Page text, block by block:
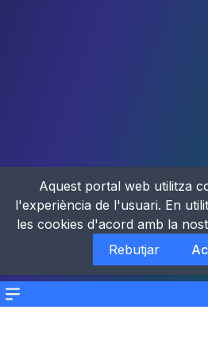
Menu
Aquest portal web utilitza
l'experiència de l'usuari. En
les cookies d'acord amb la
Rebutjar